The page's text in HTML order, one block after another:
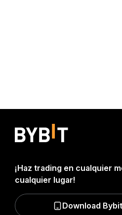
¡Haz trading en cualquier
cualquier lugar!
Download